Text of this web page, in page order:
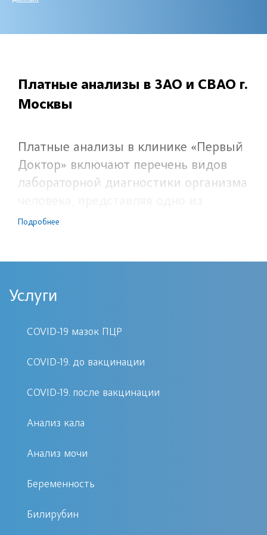
Платные анализы в ЗАО и СВАО г.
Москвы
Платные анализы в клинике «Первый
Доктор» включают перечень видов
лабораторной диагностики организма
основных направлений,
существует определенный ряд
различных методик лабораторного
анализа, которые помогают
патологический процесс.
Квалифицированное выполнение
аналитических работ платно в
возможность своевременно
организм, что значительно повышает
эффективность осуществления
последующих лечебных действий и
Подробнее
Услуги
COVID-19 мазок ПЦР
COVID-19. до вакцинации
COVID-19. после вакцинации
Анализ кала
Анализ мочи
Беременность
Билирубин